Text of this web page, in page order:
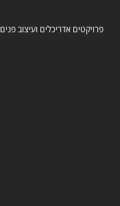
פרויקטים אדריכלים ועיצוב פנים